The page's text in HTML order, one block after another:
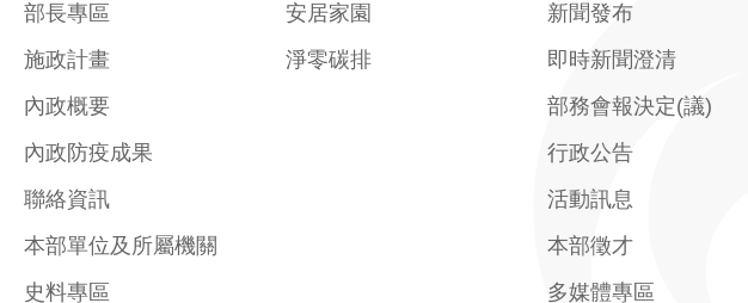
部長專區
施政計畫
內政概要
內政防疫成果
聯絡資訊
本部單位及所屬機關
史料專區
安居家園
淨零碳排
新聞發布
即時新聞澄清
部務會報決定(議)
行政公告
活動訊息
本部徵才
多媒體專區